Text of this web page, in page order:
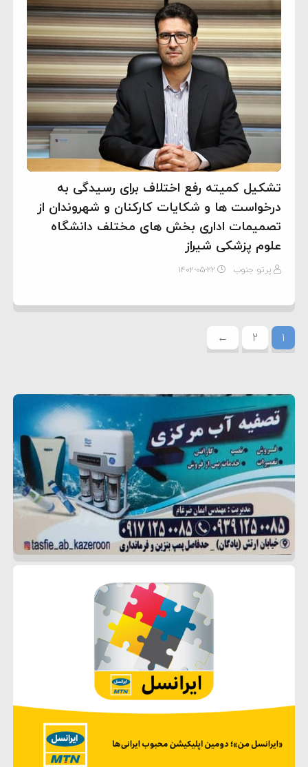
تشکیل کمیته رفع اختلاف برای رسیدگی به
درخواست ها و شکایات کارکنان و شهروندان از
تصمیمات اداری بخش های مختلف دانشگاه
علوم پزشکی شیراز
پرتو جنوب ۱۴۰۲-۰۵-۲۲
1
2
←